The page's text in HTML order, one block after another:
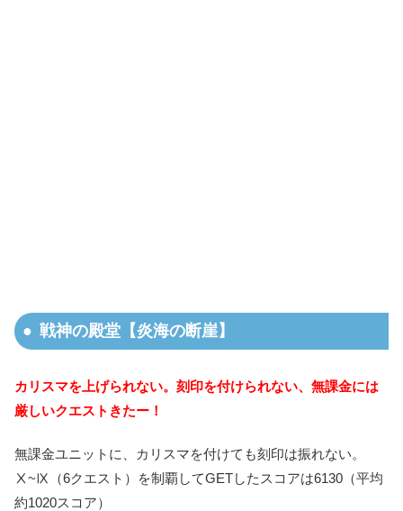
戦神の殿堂【炎海の断崖】
カリスマを上げられない。刻印を付けられない、無課金には
厳しいクエストきたー！
無課金ユニットに、カリスマを付けても刻印は振れない。
Ⅹ~Ⅸ（6クエスト）を制覇してGETしたスコアは6130（平均
約1020スコア）